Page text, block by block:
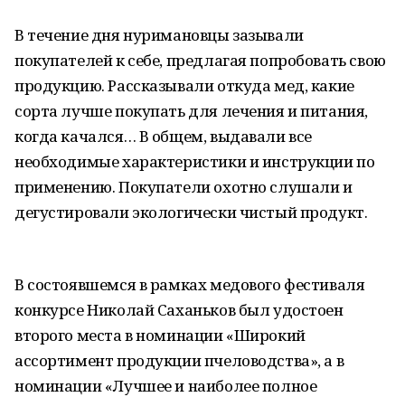
В течение дня нуримановцы зазывали
покупателей к себе, предлагая попробовать свою
продукцию. Рассказывали откуда мед, какие
сорта лучше покупать для лечения и питания,
когда качался… В общем, выдавали все
необходимые характеристики и инструкции по
применению. Покупатели охотно слушали и
дегустировали экологически чистый продукт.
В состоявшемся в рамках медового фестиваля
конкурсе Николай Саханьков был удостоен
второго места в номинации «Широкий
ассортимент продукции пчеловодства», а в
номинации «Лучшее и наиболее полное